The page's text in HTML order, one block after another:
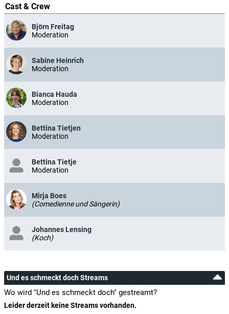
Cast & Crew
Björn Freitag
Moderation
Sabine Heinrich
Moderation
Bianca Hauda
Moderation
Bettina Tietjen
Moderation
Bettina Tietje
Moderation
Mirja Boes
(Comedienne und Sängerin)
Johannes Lensing
(Koch)
Und es schmeckt doch Streams
Wo wird "Und es schmeckt doch" gestreamt?
Leider derzeit keine Streams vorhanden.